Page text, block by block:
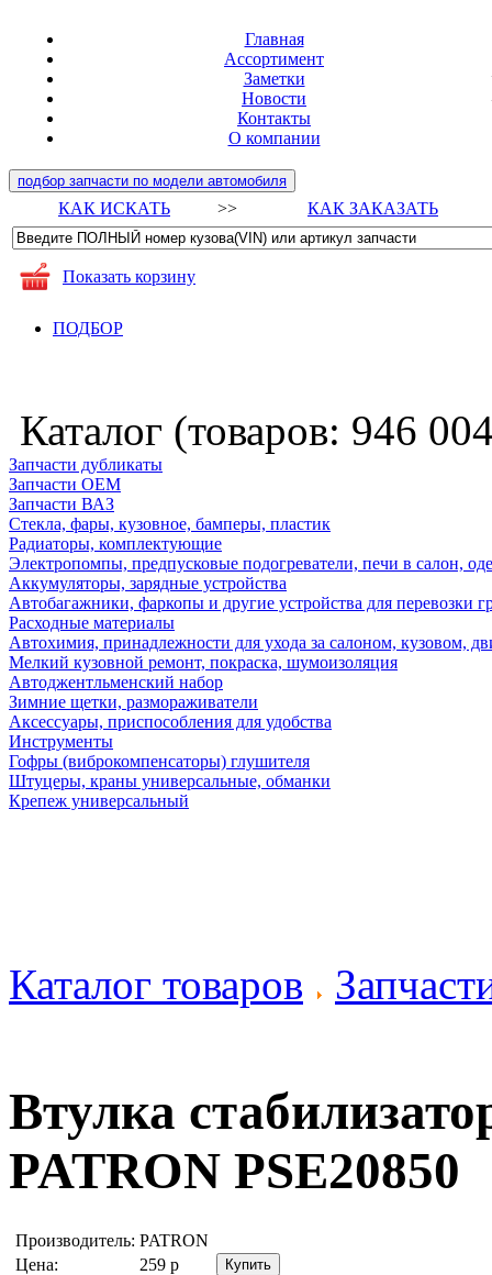
Главная
Ассортимент
Заметки
Новости
Контакты
О компании
подбор запчасти по модели автомобиля
КАК ИСКАТЬ >> КАК ЗАКАЗАТЬ
Показать корзину
ПОДБОР
Каталог (товаров: 946
Запчасти дубликаты
Запчасти ОЕМ
Запчасти ВАЗ
Стекла, фары, кузовное, бамперы, пластик
Радиаторы, комплектующие
Электропомпы, предпусковые подогреватели, печи в салон,
Аккумуляторы, зарядные устройства
Автобагажники, фаркопы и другие устройства для перевозки
Расходные материалы
Автохимия, принадлежности для ухода за салоном, кузовом,
Мелкий кузовной ремонт, покраска, шумоизоляция
Автоджентльменский набор
Зимние щетки, размораживатели
Аксессуары, приспособления для удобства
Инструменты
Гофры (виброкомпенсаторы) глушителя
Штуцеры, краны универсальные, обманки
Крепеж универсальный
Каталог товаров
Втулка
PATRON PSE20850
Производитель: PATRON
Цена:
259 р